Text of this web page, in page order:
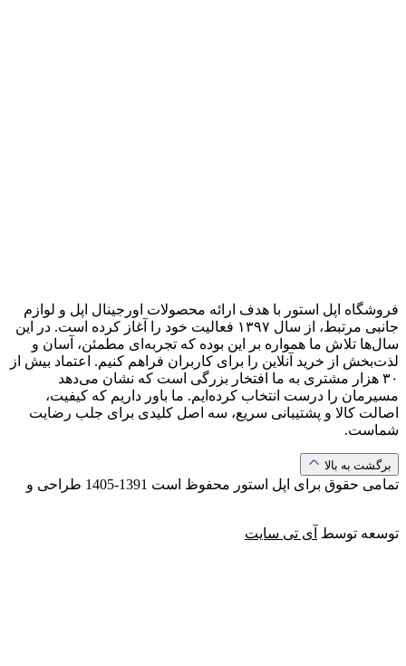
فروشگاه اپل استور با هدف ارائه‌ محصولات اورجینال اپل و لوازم
جانبی مرتبط، از سال ۱۳۹۷ فعالیت خود را آغاز کرده است. در این
سال‌ها تلاش ما همواره بر این بوده که تجربه‌ای مطمئن، آسان و
لذت‌بخش از خرید آنلاین را برای کاربران فراهم کنیم. اعتماد بیش از
۳۰ هزار مشتری به ما افتخار بزرگی است که نشان می‌دهد
مسیرمان را درست انتخاب کرده‌ایم. ما باور داریم که کیفیت،
اصالت کالا و پشتیبانی سریع، سه اصل کلیدی برای جلب رضایت
شماست.
برگشت به بالا
تمامی حقوق برای اپل استور محفوظ است 1391-1405 طراحی و
توسعه توسط آی تی سایت